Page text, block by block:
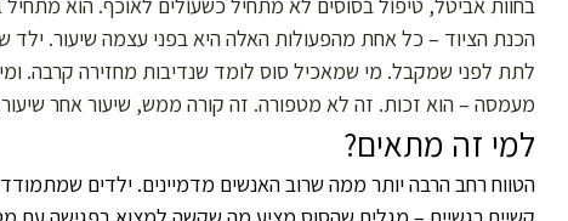
הכנת הציוד – כל אחת מהפעולות האלה היא בפני עצמה שיעור. ילד
לתת לפני שמקבל. מי שמאכיל סוס לומד שנדיבות מחזירה קרבה. ומי
מעמסה – הוא זכות. זה לא מטפורה. זה קורה ממש, שיעור אחר
למי זה מתאים?
הטווח רחב הרבה יותר ממה שרוב האנשים מדמיינים. ילדים